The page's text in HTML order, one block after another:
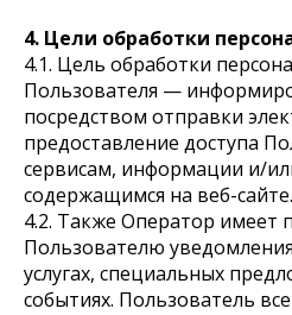
4. Цели обработки
4.1. Цель обработки
Пользователя —
посредством отправки
предоставление доступа
сервисам, информации и/
содержащимся на веб-сайте.
4.2. Также Оператор имеет
Пользователю
услугах, специальных
событиях. Пользователь